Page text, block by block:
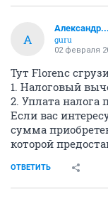
А
guru
02 февраля
Тут Florenc
1. Налоговый
2. Уплата налога
Если вас
сумма
которой
ОТВЕТИТЬ